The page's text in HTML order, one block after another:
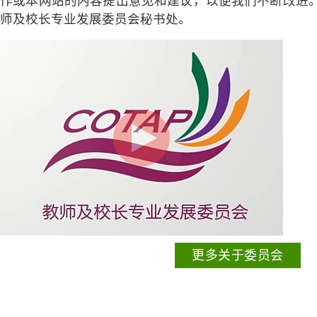
师及校长专业发展委员会秘书处。
更多关于委员会